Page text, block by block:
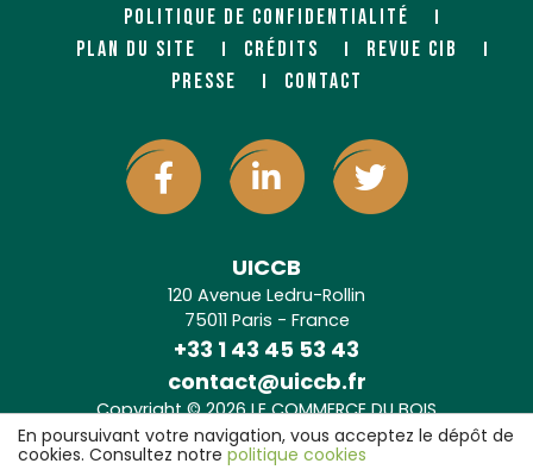
POLITIQUE DE CONFIDENTIALITÉ
PLAN DU SITE
CRÉDITS
REVUE CIB
PRESSE
CONTACT
UICCB
120 Avenue Ledru-Rollin
75011 Paris - France
+33 1 43 45 53 43
contact@uiccb.fr
Copyright © 2026 LE COMMERCE DU BOIS
Agence web Paris: 6LAB
En poursuivant votre navigation, vous acceptez le dépôt de
cookies. Consultez notre politique cookies